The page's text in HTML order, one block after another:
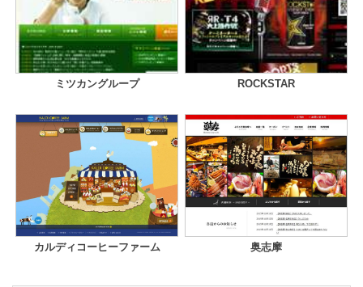
ミツカングループ ROCKSTAR
カルディコーヒーファーム 奥志摩